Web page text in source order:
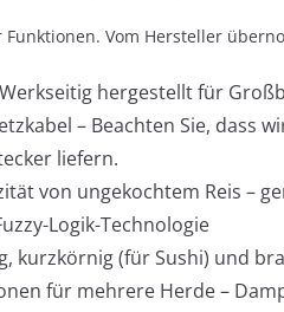
Vom Hersteller
hergestellt für
– Beachten Sie, dass
liefern.
von ungekochtem Reis –
Logik-Technologie
kurzkörnig (für Sushi) und
für mehrere Herde –